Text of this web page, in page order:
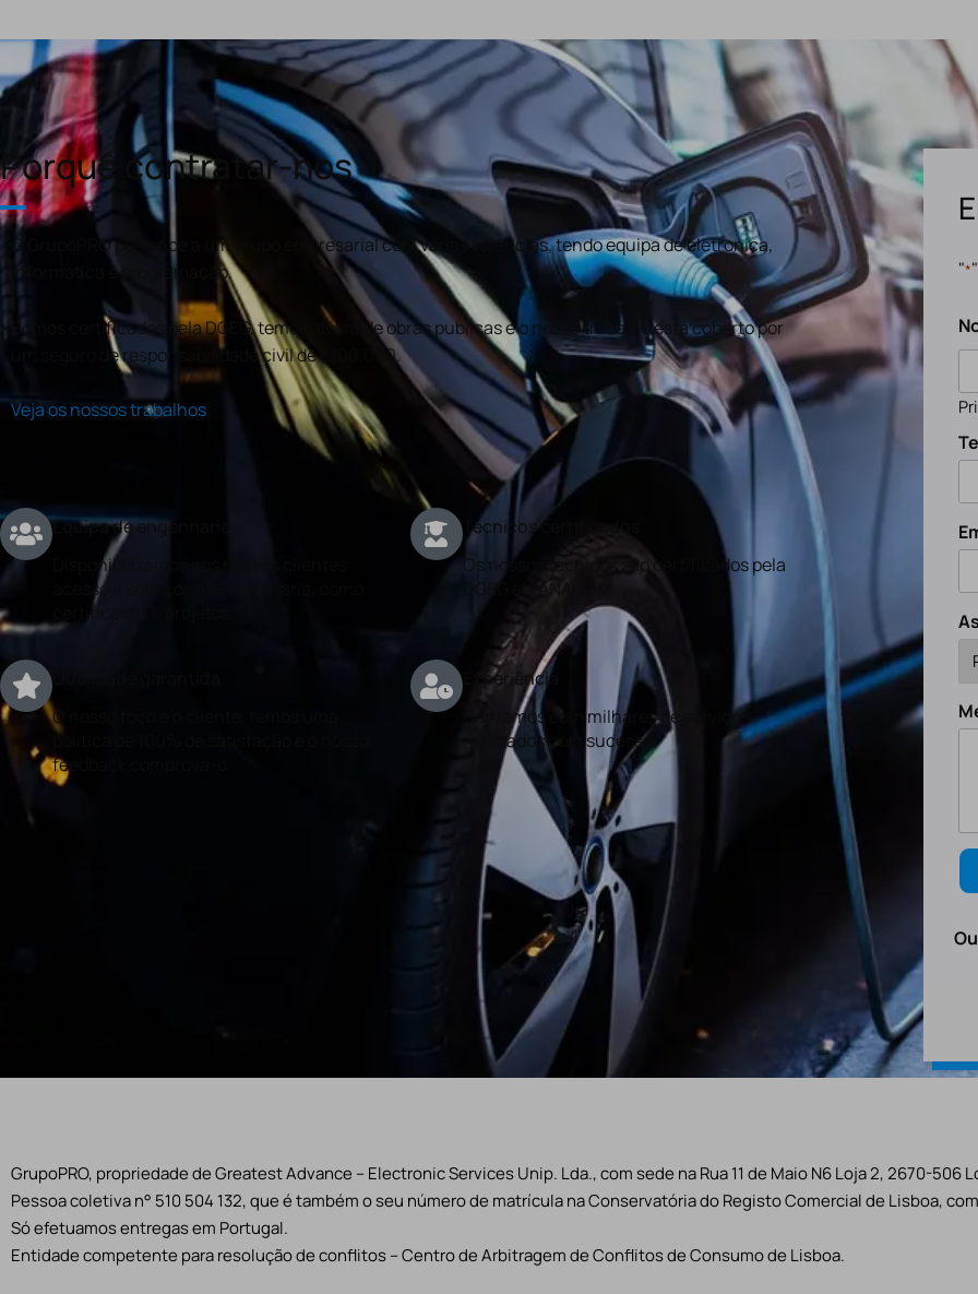
Porquê contratar-nos
O GrupoPRO pertence a um grupo empresarial com várias valências, tendo equipa de eletronica,
informática e programação.
Somos certificados pela DGEG, temos alvará de obras publicas e o nosso trabalho está coberto por
um seguro de responsabilidade civil de €100.000.
Veja os nossos trabalhos
Equipa de engenharia
Disponibilizamos aos nossos clientes
acesso a serviços de engenharia, como
certificados e projetos.
Técnicos certificados
Os nossos técnicos são certificados pela
DGEG e a ANACOM
O nosso foco é o cliente, temos uma
politica de 100% de satisfação e o nosso
feedback comprova-o.
Experiência
Contamos com milhares de serviços
realizados com sucesso.
"*
GrupoPRO, propriedade de Greatest Advance – Electronic Services Unip. Lda., com sede na Rua 11 de Maio N6 Loja 2, 2670-506
Pessoa coletiva n° 510 504 132, que é também o seu número de matrícula na Conservatória do Registo Comercial de Lisboa,
Só efetuamos entregas em Portugal.
Entidade competente para resolução de conflitos – Centro de Arbitragem de Conflitos de Consumo de Lisboa.